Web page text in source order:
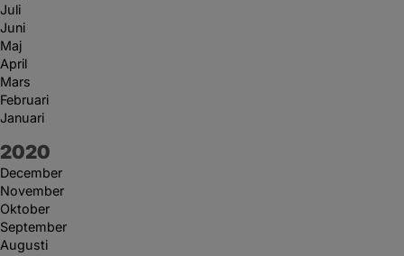
Juli
Juni
Maj
April
Mars
Februari
Januari
År:
2020
December
November
Oktober
September
Augusti